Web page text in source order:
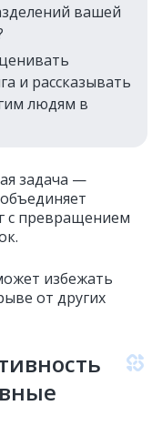
вашей
и рассказывать
людям в
задача —
с превращением
избежать
от других